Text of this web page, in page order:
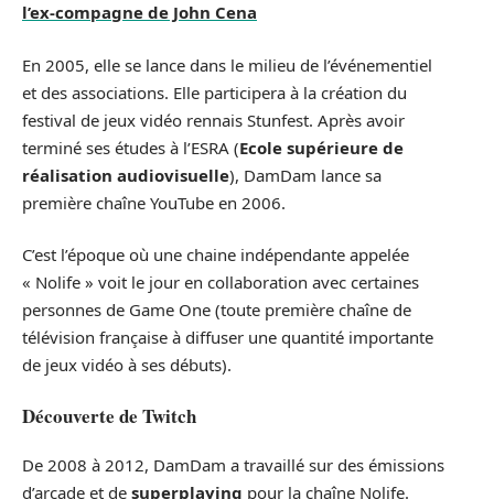
l’ex-compagne de John Cena
En 2005, elle se lance dans le milieu de l’événementiel
et des associations. Elle participera à la création du
festival de jeux vidéo rennais Stunfest. Après avoir
terminé ses études à l’ESRA (Ecole supérieure de
réalisation audiovisuelle), DamDam lance sa
première chaîne YouTube en 2006.
C’est l’époque où une chaine indépendante appelée
« Nolife » voit le jour en collaboration avec certaines
personnes de Game One (toute première chaîne de
télévision française à diffuser une quantité importante
de jeux vidéo à ses débuts).
Découverte de Twitch
De 2008 à 2012, DamDam a travaillé sur des émissions
d’arcade et de superplaying pour la chaîne Nolife.